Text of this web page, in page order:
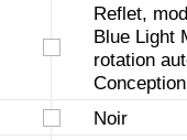
Reflet,
Blue Light
rotation
Noir